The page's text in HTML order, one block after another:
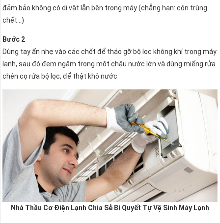
đảm bảo không có dị vật lẫn bên trong máy (chẳng hạn: côn trùng
chết…)
Bước 2
Dùng tay ấn nhẹ vào các chốt để tháo gỡ bộ lọc không khí trong máy
lạnh, sau đó đem ngâm trong một chậu nước lớn và dùng miếng rửa
chén cọ rửa bộ lọc, để thật khô nước
Nhà Thầu Cơ Điện Lạnh Chia Sẻ Bí Quyết Tự Vệ Sinh Máy Lạnh